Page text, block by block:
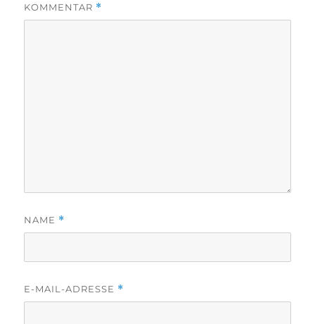
KOMMENTAR *
NAME *
E-MAIL-ADRESSE *